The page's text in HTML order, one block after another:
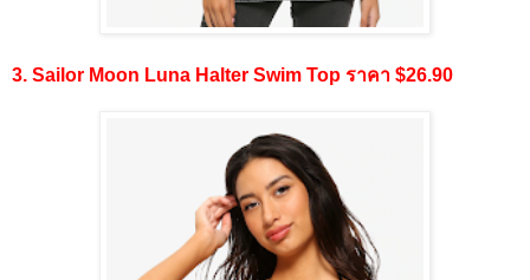
3. Sailor Moon Luna Halter Swim Top ราคา $26.90